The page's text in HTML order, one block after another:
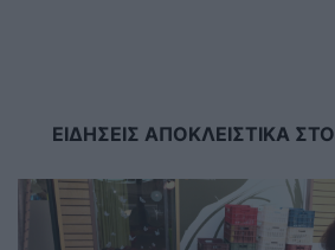
ΕΙΔΗΣΕΙΣ ΑΠΟΚΛΕΙΣΤΙΚΑ ΣΤΟ